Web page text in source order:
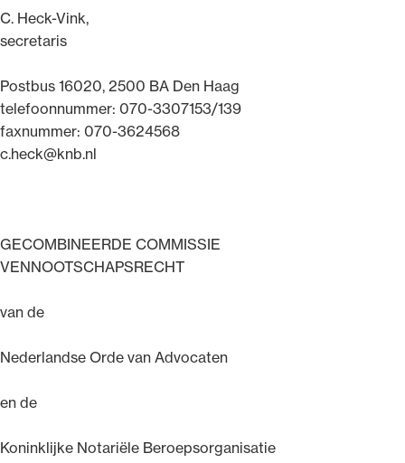
C. Heck-Vink,
secretaris
Postbus 16020, 2500 BA Den Haag
telefoonnummer: 070-3307153/139
faxnummer: 070-3624568
c.heck@knb.nl
GECOMBINEERDE COMMISSIE
VENNOOTSCHAPSRECHT
van de
Nederlandse Orde van Advocaten
en de
Koninklijke Notariële Beroepsorganisatie